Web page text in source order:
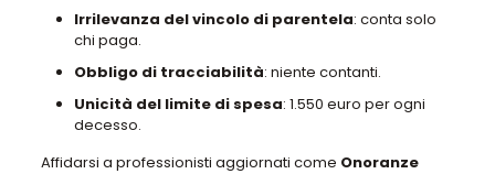
Irrilevanza del vincolo di parentela: conta solo
chi paga.
Obbligo di tracciabilità: niente contanti.
Unicità del limite di spesa: 1.550 euro per ogni
decesso.
Affidarsi a professionisti aggiornati come Onoranze